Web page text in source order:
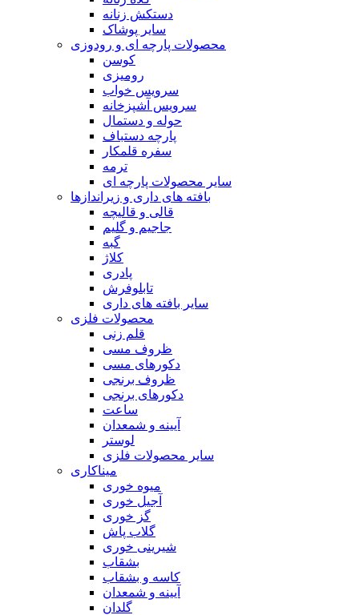
دستکش زنانه
سایر پوشاک
محصولات پارچه ای و رودوزی
کوسن
رومیزی
سرویس خواب
سرویس آشپزخانه
حوله و دستمال
پارچه دستباف
سفره قلمکار
ترمه
سایر محصولات پارچه ای
بافته های داری و زیراندازها
قالی و قالیچه
جاجیم و گلیم
گبه
کلاژ
پادری
تابلوفرش
سایر بافته های داری
محصولات فلزی
قلم زنی
ظروف مسی
دکورهای مسی
ظروف برنجی
دکورهای برنجی
ساعت
آیینه و شمعدان
لوستر
سایر محصولات فلزی
میناکاری
میوه خوری
آجیل خوری
گز خوری
گلاب پاش
شیرینی خوری
بشقاب
کاسه و بشقاب
آیینه و شمعدان
گلدان